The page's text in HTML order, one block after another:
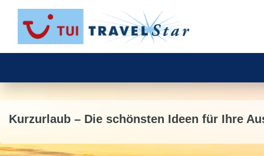
Kurzurlaub – Die schönsten Ideen für Ihre